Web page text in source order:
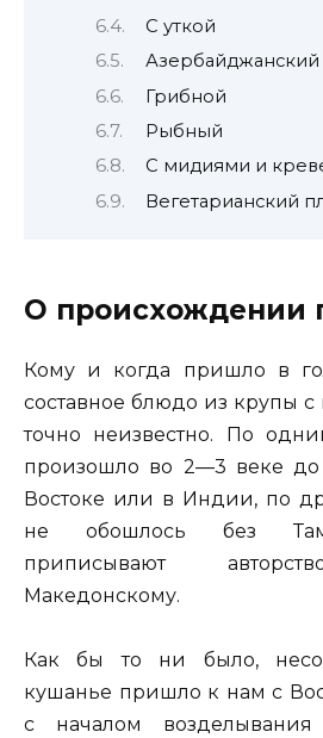
С уткой
Азербайджанский
Грибной
Рыбный
С мидиями и
Вегетарианский
О происхождении
Кому и когда пришло в
составное блюдо из крупы
точно неизвестно. По
произошло во 2—3 веке
Востоке или в Индии, по
не обошлось без
приписывают
Македонскому.
Как бы то ни было,
кушанье пришло к нам с
с началом